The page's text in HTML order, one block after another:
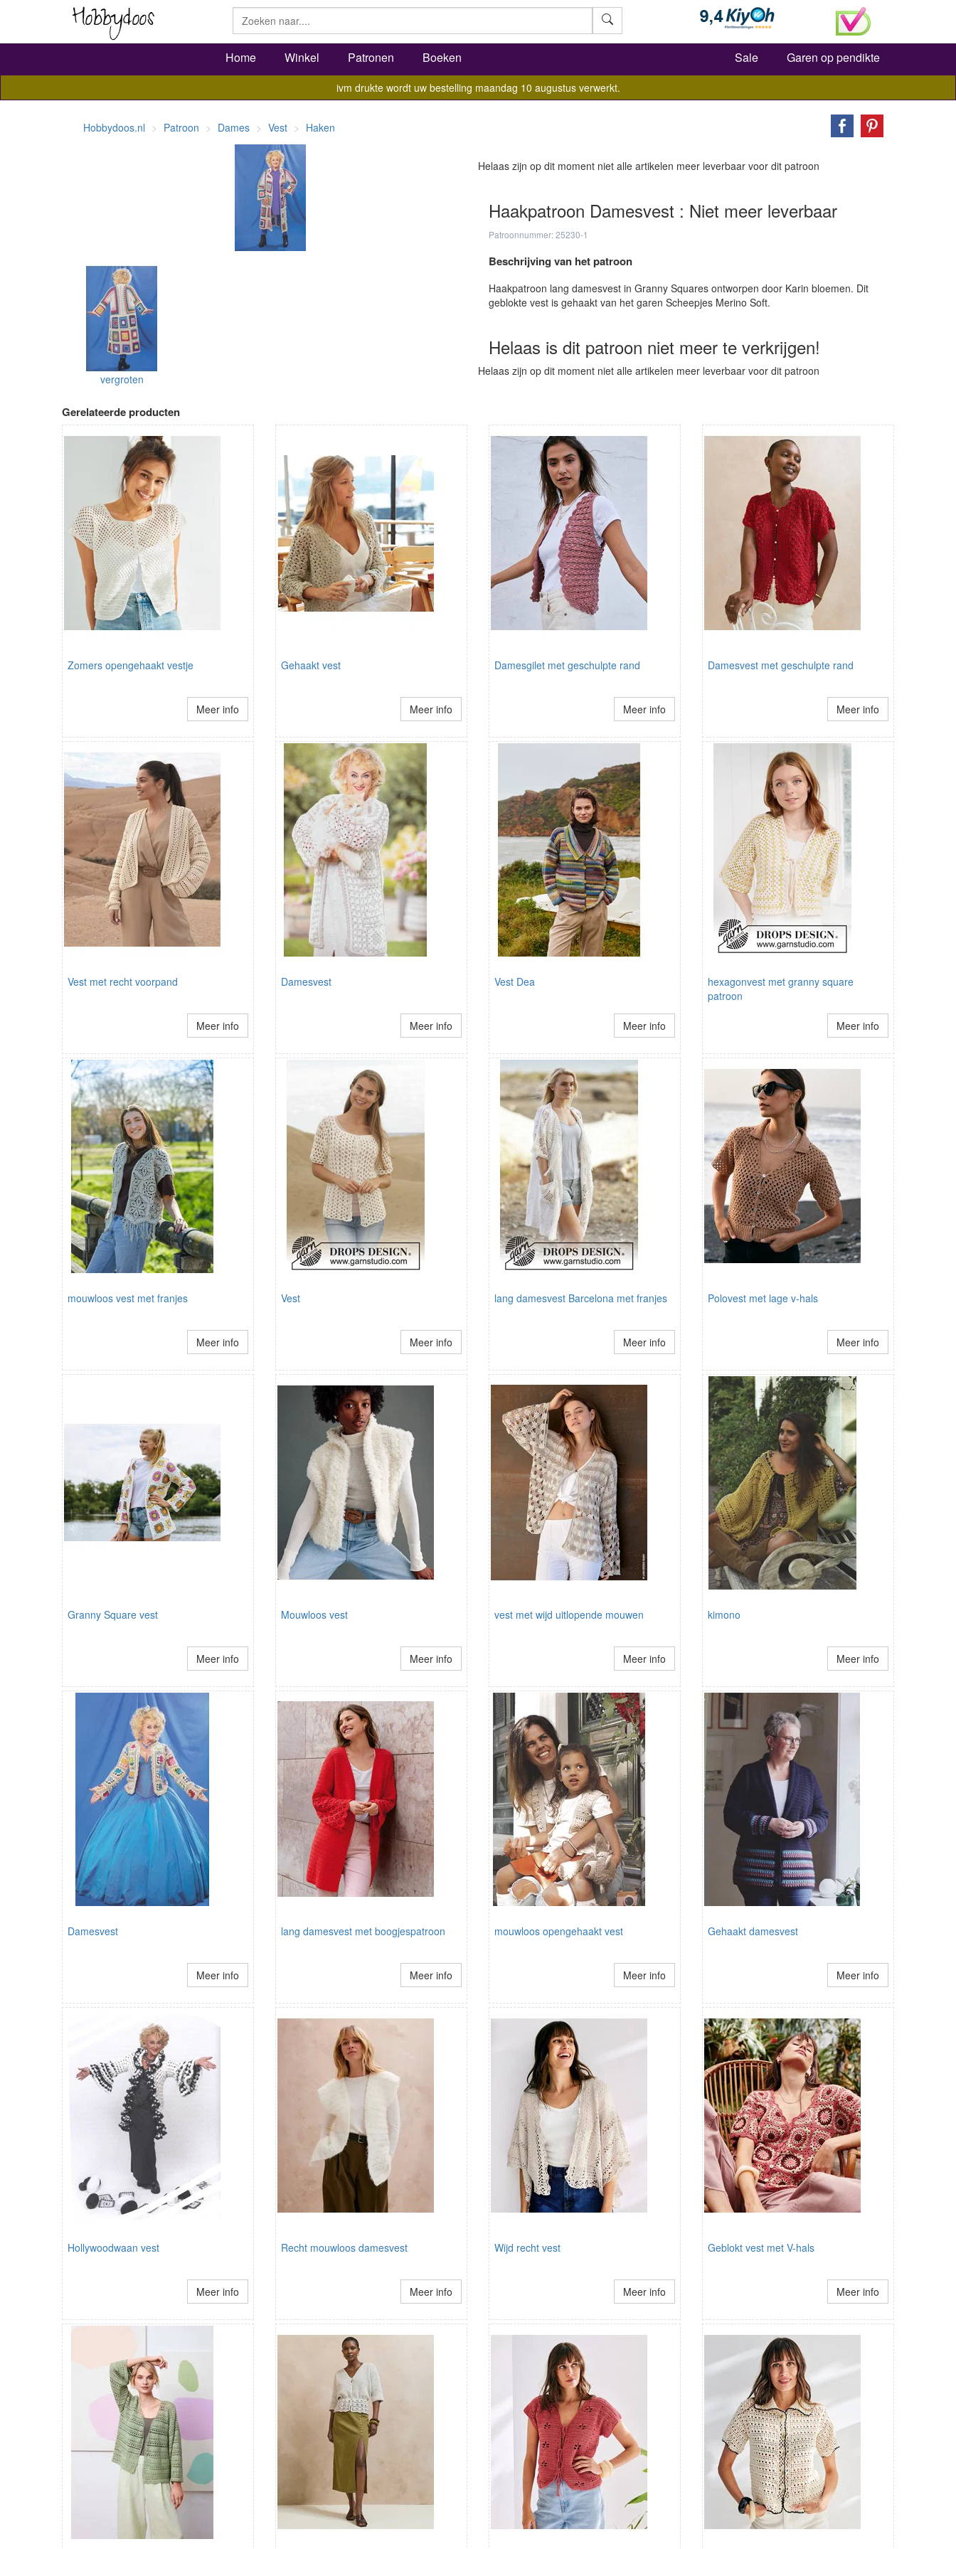
Zoeken
Home Winkel Patronen Boeken Sale Garen op pendikte
ivm drukte wordt uw bestelling maandag 10 augustus verwerkt.
Hobbydoos.nl Patroon Dames Vest Haken
vergroten
Helaas zijn op dit moment niet alle artikelen meer leverbaar voor dit patroon
Haakpatroon Damesvest : Niet meer leverbaar
Patroonnummer: 25230-1
Beschrijving van het patroon
Haakpatroon lang damesvest in Granny Squares ontworpen door Karin bloemen. Dit
geblokte vest is gehaakt van het garen Scheepjes Merino Soft.
Helaas is dit patroon niet meer te verkrijgen!
Helaas zijn op dit moment niet alle artikelen meer leverbaar voor dit patroon
Gerelateerde producten
Zomers opengehaakt vestje
Meer info
Gehaakt vest
Meer info
Damesgilet met geschulpte rand
Meer info
Damesvest met geschulpte rand
Meer info
Vest met recht voorpand
Meer info
Damesvest
Meer info
Vest Dea
Meer info
hexagonvest met granny square
patroon
Meer info
mouwloos vest met franjes
Meer info
Vest
Meer info
lang damesvest Barcelona met franjes
Meer info
Polovest met lage v-hals
Meer info
Granny Square vest
Meer info
Mouwloos vest
Meer info
vest met wijd uitlopende mouwen
Meer info
kimono
Meer info
Damesvest
Meer info
lang damesvest met boogjespatroon
Meer info
mouwloos opengehaakt vest
Meer info
Gehaakt damesvest
Meer info
Hollywoodwaan vest
Meer info
Recht mouwloos damesvest
Meer info
Wijd recht vest
Meer info
Geblokt vest met V-hals
Meer info